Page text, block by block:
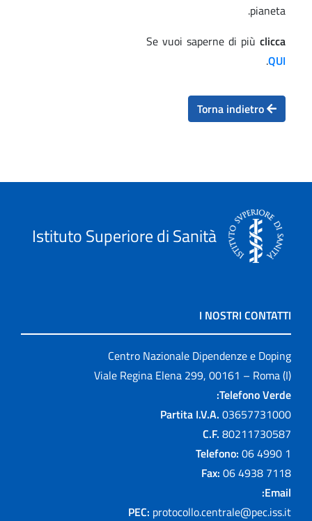
pianeta.
Se vuoi saperne di più clicca
QUI
.
Istituto Superiore di Sanità
I NOSTRI CONTATTI
Centro Nazionale Dipendenze e Doping
Viale Regina Elena 299, 00161 – Roma (I)
Telefono Verde:
Partita I.V.A. 03657731000
C.F. 80211730587
Telefono: 06 4990 1
Fax: 06 4938 7118
Email:
PEC: protocollo.centrale@pec.iss.it